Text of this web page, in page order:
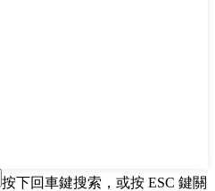
按下回車鍵搜索，或按 ESC 鍵關